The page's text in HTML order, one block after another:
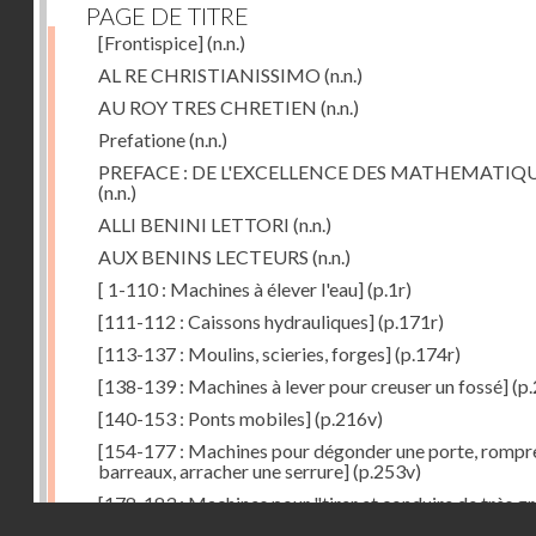
PAGE DE TITRE
[Frontispice](n.n.)
AL RE CHRISTIANISSIMO (n.n.)
AU ROY TRES CHRETIEN (n.n.)
Prefatione(n.n.)
PREFACE : DE L'EXCELLENCE DES
(n.n.)
ALLI BENINI LETTORI (n.n.)
AUX BENINS LECTEURS (n.n.)
[ 1-110 : Machines à élever l'eau](p.1r)
[111-112 : Caissons hydrauliques](p.171r)
[113-137 : Moulins, scieries, forges](p.174r)
[138-139 : Machines à lever pour creuser un fossé]
[140-153 : Ponts mobiles](p.216v)
[154-177 : Machines pour dégonder une porte,
barreaux, arracher une serrure](p.253v)
[178-183 : Machines pour "tirer et conduire de très